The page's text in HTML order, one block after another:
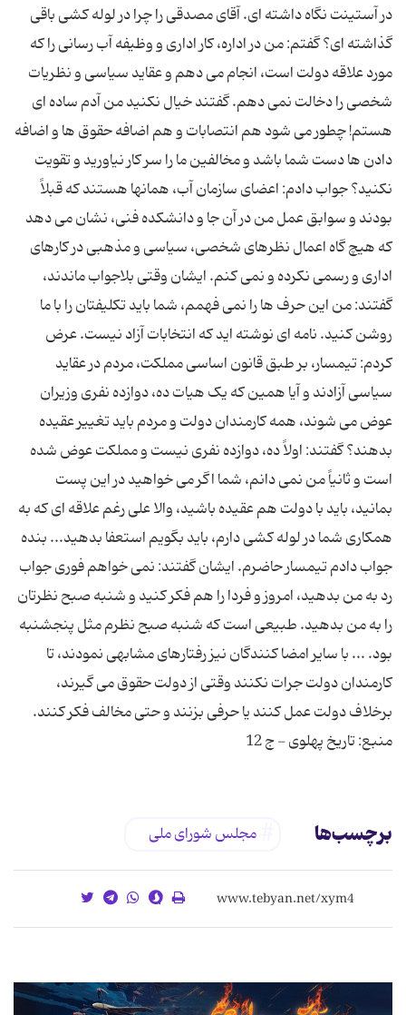
در آستینت نگاه داشته ای. آقای مصدقی را چرا در لوله کشی باقی
گذاشته ای؟ گفتم: من در اداره، کار اداری و وظیفه آب رسانی را که
مورد علاقه دولت است، انجام می دهم و عقاید سیاسی و نظریات
شخصی را دخالت نمی دهم. گفتند خیال نکنید من آدم ساده ای
هستم! چطور می شود هم انتصابات و هم اضافه حقوق ها و اضافه
دادن ها دست شما باشد و مخالفین ما را سر کار نیاورید و تقویت
نکنید؟ جواب دادم: اعضای سازمان آب، همانها هستند که قبلاً
بودند و سوابق عمل من در آن جا و دانشکده فنی، نشان می دهد
که هیچ گاه اعمال نظرهای شخصی، سیاسی و مذهبی در کارهای
اداری و رسمی نکرده و نمی کنم. ایشان وقتی بلاجواب ماندند،
گفتند: من این حرف ها را نمی فهمم، شما باید تکلیفتان را با ما
روشن کنید. نامه ای نوشته اید که انتخابات آزاد نیست. عرض
کردم: تیمسار، بر طبق قانون اساسی مملکت، مردم در عقاید
سیاسی آزادند و آیا همین که یک هیات ده، دوازده نفری وزیران
عوض می شوند، همه کارمندان دولت و مردم باید تغییر عقیده
بدهند؟ گفتند: اولاً ده، دوازده نفری نیست و مملکت عوض شده
است و ثانیاً من نمی دانم، شما اگر می خواهید در این پست
بمانید، باید با دولت هم عقیده باشید، والا علی رغم علاقه ای که به
همکاری شما در لوله کشی دارم، باید بگویم استعفا بدهید... بنده
جواب دادم تیمسار حاضرم. ایشان گفتند: نمی خواهم فوری جواب
رد به من بدهید، امروز و فردا را هم فکر کنید و شنبه صبح نظرتان
را به من بدهید. طبیعی است که شنبه صبح نظرم مثل پنجشنبه
بود. ... با سایر امضا کنندگان نیز رفتارهای مشابهی نمودند، تا
کارمندان دولت جرات نکنند وقتی از دولت حقوق می گیرند،
برخلاف دولت عمل کنند یا حرفی بزنند و حتی مخالف فکر کنند.
منبع: تاریخ پهلوی - ج 12
برچسب‌ها مجلس شورای ملی